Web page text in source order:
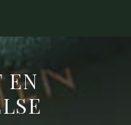
EN